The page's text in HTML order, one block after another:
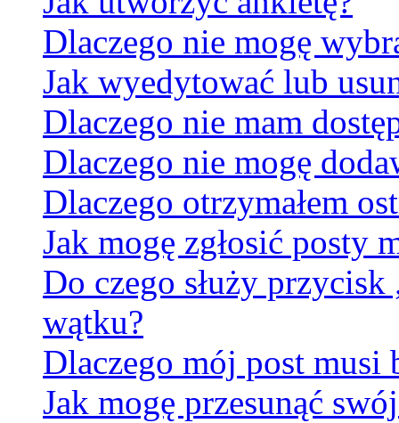
Dlaczego nie mogę
Jak wyedytować lub
Dlaczego nie mam
Dlaczego nie mogę
Dlaczego otrzymałem
Jak mogę zgłosić posty
Do czego służy
wątku?
Dlaczego mój post musi
Jak mogę przesunąć